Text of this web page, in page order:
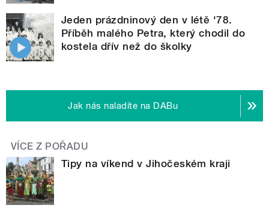
Jeden prázdninový den v létě '78.
Příběh malého Petra, který chodil do
kostela dřív než do školky
Jak nás naladíte na DABu
VÍCE Z POŘADU
Tipy na víkend v Jihočeském kraji